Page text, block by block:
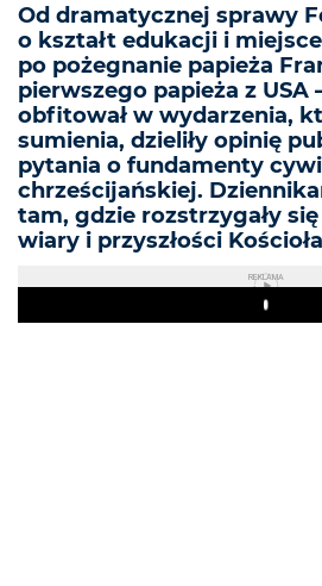
Od dramatycznej sprawy
o kształt edukacji i
po pożegnanie papieża
pierwszego papieża z USA
obfitował w wydarzenia,
sumienia, dzieliły opinię
pytania o fundamenty
chrześcijańskiej.
tam, gdzie rozstrzygały
wiary i przyszłości
REKLAMA
Play